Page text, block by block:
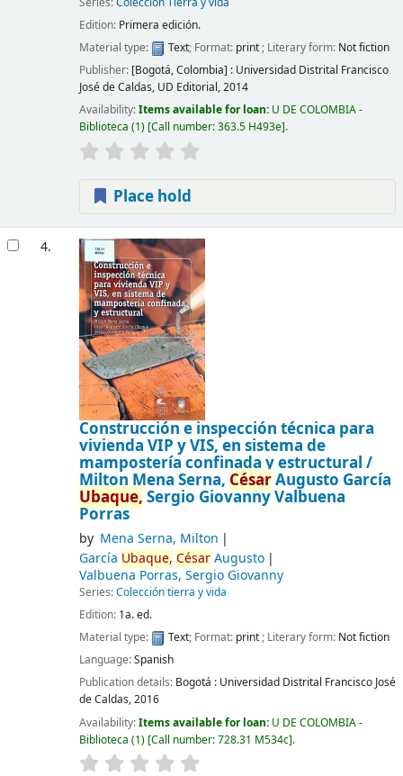
Edition: Primera edición.
Material type:
Text; Format: print; Literary form: Not fiction
Publisher: [Bogotá, Colombia] : Universidad Distrital Francisco
José de Caldas, UD Editorial,2014
Availability:Items available for loan: U DE COLOMBIA -
Biblioteca (1) Call number:363.5 H493e .
Place hold
4.
Construcción e inspección técnica para
vivienda VIP y VIS, en sistema de
mampostería confinada y estructural /
Milton Mena Serna, CésarAugusto García
Ubaque, Sergio Giovanny Valbuena
Porras
by Mena Serna, Milton
García Ubaque, CésarAugusto
Valbuena Porras, Sergio Giovanny
Series:Colección tierra y vida
Edition: 1a. ed.
Material type:
Text; Format: print; Literary form: Not fiction
Language:Spanish
Publication details: Bogotá : Universidad Distrital Francisco José
de Caldas,2016
Availability:Items available for loan: U DE COLOMBIA -
Biblioteca (1) Call number:728.31 M534c .